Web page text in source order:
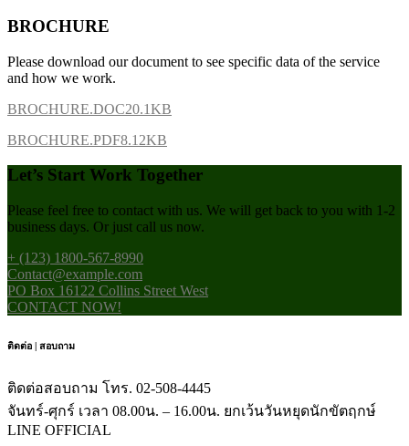
BROCHURE
Please download our document to see specific data of the service
and how we work.
BROCHURE.DOC20.1KB
BROCHURE.PDF8.12KB
Let’s Start Work Together
Please feel free to contact with us. We will get back to you with 1-2
business days. Or just call us now.
+ (123) 1800-567-8990
Contact@example.com
PO Box 16122 Collins Street West
CONTACT NOW!
ติดต่อ | สอบถาม
ติดต่อสอบถาม โทร. 02-508-4445
จันทร์-ศุกร์ เวลา 08.00น. – 16.00น. ยกเว้นวันหยุดนักขัตฤกษ์
LINE OFFICIAL